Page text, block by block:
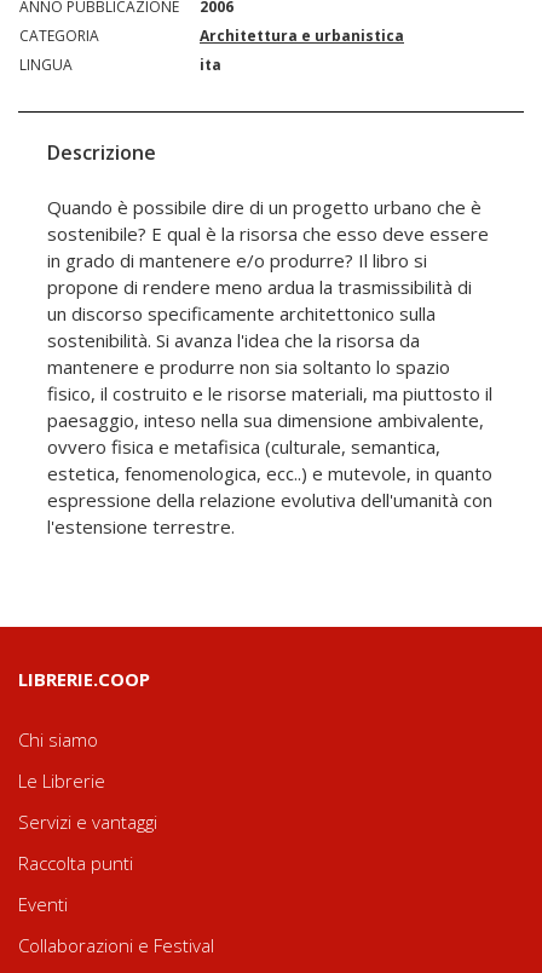
ANNO PUBBLICAZIONE
2006
CATEGORIA
Architettura e urbanistica
LINGUA
ita
Descrizione
Quando è possibile dire di un progetto urbano che è
sostenibile? E qual è la risorsa che esso deve essere
in grado di mantenere e/o produrre? Il libro si
propone di rendere meno ardua la trasmissibilità di
un discorso specificamente architettonico sulla
sostenibilità. Si avanza l'idea che la risorsa da
mantenere e produrre non sia soltanto lo spazio
fisico, il costruito e le risorse materiali, ma piuttosto il
paesaggio, inteso nella sua dimensione ambivalente,
ovvero fisica e metafisica (culturale, semantica,
estetica, fenomenologica, ecc..) e mutevole, in quanto
espressione della relazione evolutiva dell'umanità con
l'estensione terrestre.
LIBRERIE.COOP
Chi siamo
Le Librerie
Servizi e vantaggi
Raccolta punti
Eventi
Collaborazioni e Festival